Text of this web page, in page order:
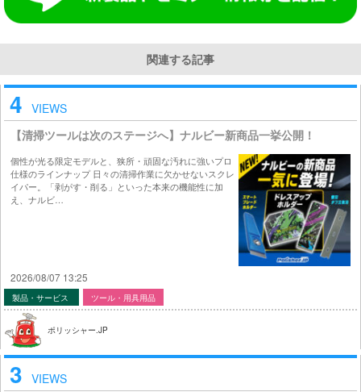
関連する記事
4 VIEWS
【清掃ツールは次のステージへ】ナルビー新商品一挙公開！
個性が光る限定モデルと、狭所・頑固な汚れに強いプロ
仕様のラインナップ 日々の清掃作業に欠かせないスクレ
イパー。「剥がす・削る」といった本来の機能性に加
え、ナルビ…
2026/08/07 13:25
製品・サービス ツール・用具用品
ポリッシャー.JP
3 VIEWS